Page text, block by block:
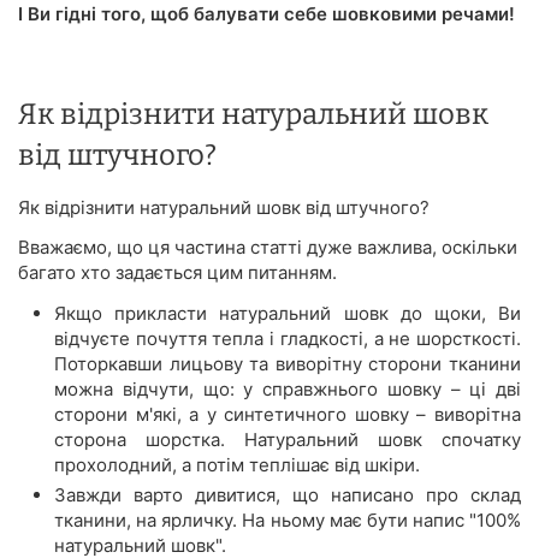
І Ви гідні того, щоб балувати себе шовковими речами!
Як відрізнити натуральний шовк
від штучного?
Як відрізнити натуральний шовк від штучного?
Вважаємо, що ця частина статті дуже важлива, оскільки
багато хто задається цим питанням.
Якщо прикласти натуральний шовк до щоки, Ви
відчуєте почуття тепла і гладкості, а не шорсткості.
Поторкавши лицьову та виворітну сторони тканини
можна відчути, що: у справжнього шовку – ці дві
сторони м'які, а у синтетичного шовку – виворітна
сторона шорстка. Натуральний шовк спочатку
прохолодний, а потім теплішає від шкіри.
Завжди варто дивитися, що написано про склад
тканини, на ярличку. На ньому має бути напис "100%
натуральний шовк".